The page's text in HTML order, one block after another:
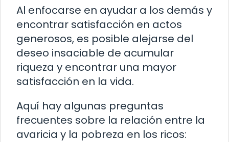
Al enfocarse en ayudar a los demás y
encontrar satisfacción en actos
generosos, es posible alejarse del
deseo insaciable de acumular
riqueza y encontrar una mayor
satisfacción en la vida.
Aquí hay algunas preguntas
frecuentes sobre la relación entre la
avaricia y la pobreza en los ricos: